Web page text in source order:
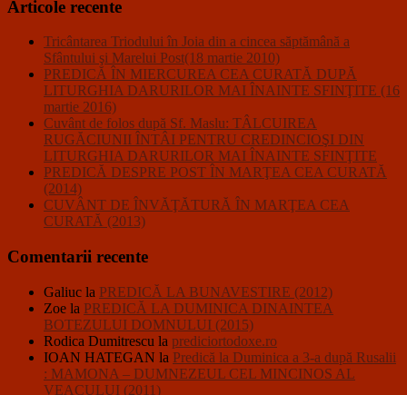
Articole recente
Tricântarea Triodului în Joia din a cincea săptămână a
Sfântului şi Marelui Post(18 martie 2010)
PREDICĂ ÎN MIERCUREA CEA CURATĂ DUPĂ
LITURGHIA DARURILOR MAI ÎNAINTE SFINŢITE (16
martie 2016)
Cuvânt de folos după Sf. Maslu: TÂLCUIREA
RUGĂCIUNII ÎNTÂI PENTRU CREDINCIOŞI DIN
LITURGHIA DARURILOR MAI ÎNAINTE SFINŢITE
PREDICĂ DESPRE POST ÎN MARŢEA CEA CURATĂ
(2014)
CUVÂNT DE ÎNVĂŢĂTURĂ ÎN MARŢEA CEA
CURATĂ (2013)
Comentarii recente
Galiuc la PREDICĂ LA BUNAVESTIRE (2012)
Zoe la PREDICĂ LA DUMINICA DINAINTEA
BOTEZULUI DOMNULUI (2015)
Rodica Dumitrescu la prediciortodoxe.ro
IOAN HATEGAN la Predică la Duminica a 3-a după Rusalii
: MAMONA – DUMNEZEUL CEL MINCINOS AL
VEACULUI (2011)